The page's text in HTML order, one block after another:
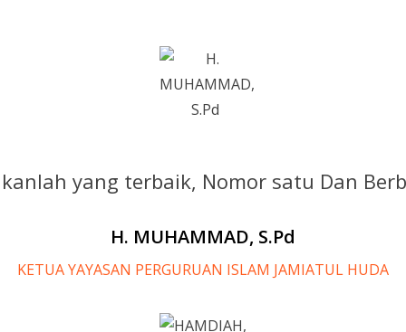
yang terbaik, Nomor satu Dan
H. MUHAMMAD, S.Pd
KETUA YAYASAN PERGURUAN ISLAM JAMIATUL HUDA